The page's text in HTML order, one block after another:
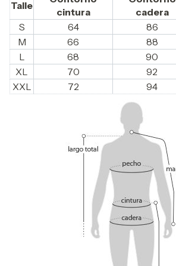
Talle
cintura
cadera
S
64 86
M
66 88
L
68 90
XL
70 92
XXL
72 94